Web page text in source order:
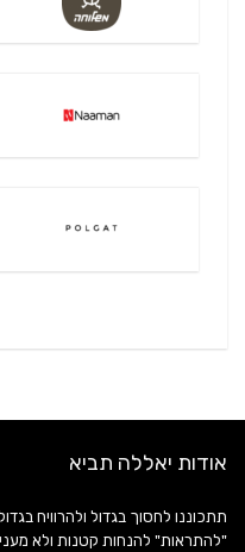
אודות יאללה תביא
תתכוננו לחסוך בגדול ולהרוויח
"להתראות" להנחות קטנות ולא